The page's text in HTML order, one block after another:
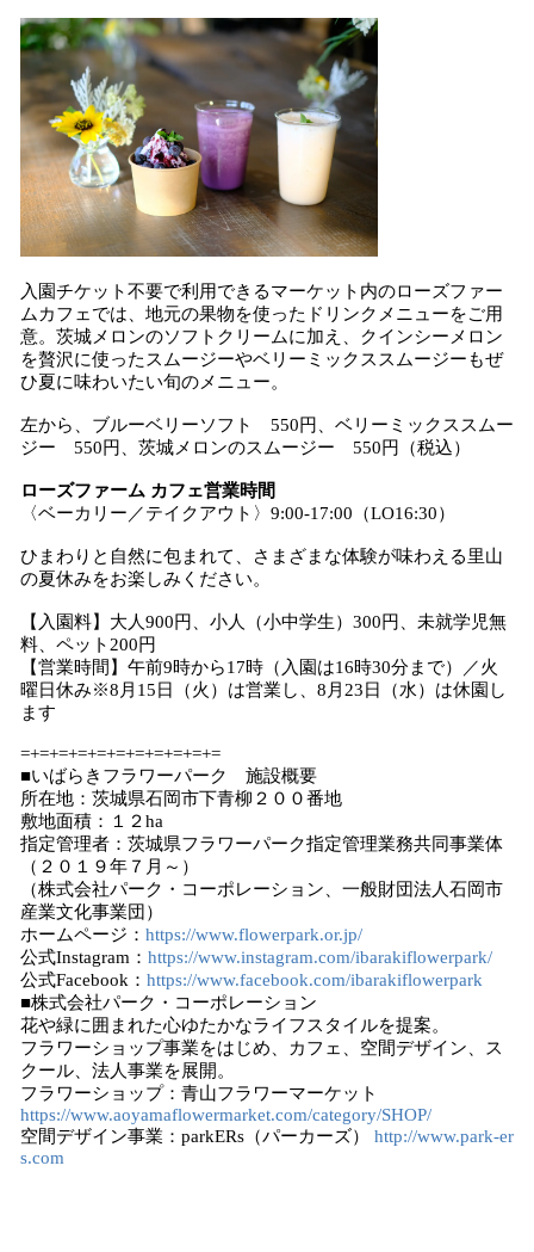
入園チケット不要で利用できるマーケット内のローズファー
ムカフェでは、地元の果物を使ったドリンクメニューをご用
意。茨城メロンのソフトクリームに加え、クインシーメロン
を贅沢に使ったスムージーやベリーミックススムージーもぜ
ひ夏に味わいたい旬のメニュー。
左から、ブルーベリーソフト 550円、ベリーミックススムー
ジー 550円、茨城メロンのスムージー 550円（税込）
ローズファーム カフェ営業時間
〈ベーカリー／テイクアウト〉9:00-17:00（LO16:30）
ひまわりと自然に包まれて、さまざまな体験が味わえる里山
の夏休みをお楽しみください。
【入園料】大人900円、小人（小中学生）300円、未就学児無
料、ペット200円
【営業時間】午前9時から17時（入園は16時30分まで）／火
曜日休み※8月15日（火）は営業し、8月23日（水）は休園し
ます
=+=+=+=+=+=+=+=+=+=+=
■いばらきフラワーパーク 施設概要
所在地：茨城県石岡市下青柳２００番地
敷地面積：１２ha
指定管理者：茨城県フラワーパーク指定管理業務共同事業体
（２０１９年７月～）
（株式会社パーク・コーポレーション、一般財団法人石岡市
産業文化事業団）
ホームページ： https://www.flowerpark.or.jp/
公式Instagram： https://www.instagram.com/ibarakiflowerpark/
公式Facebook： https://www.facebook.com/ibarakiflowerpark
■株式会社パーク・コーポレーション
花や緑に囲まれた心ゆたかなライフスタイルを提案。
フラワーショップ事業をはじめ、カフェ、空間デザイン、ス
クール、法人事業を展開。
フラワーショップ：青山フラワーマーケット
https://www.aoyamaflowermarket.com/category/SHOP/
空間デザイン事業：parkERs（パーカーズ） http://www.park-er
s.com